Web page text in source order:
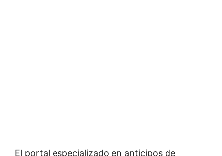
El portal especializado en anticipos de